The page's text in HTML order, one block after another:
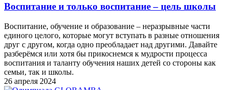
Воспитание и только воспитание – цель школы
Воспитание, обучение и образование – неразрывные части
единого целого, которые могут вступать в разные отношения
друг с другом, когда одно преобладает над другими. Давайте
разберёмся или хотя бы прикоснемся к мудрости процесса
воспитания и таланту обучения наших детей со стороны как
семьи, так и школы.
26 апреля 2024